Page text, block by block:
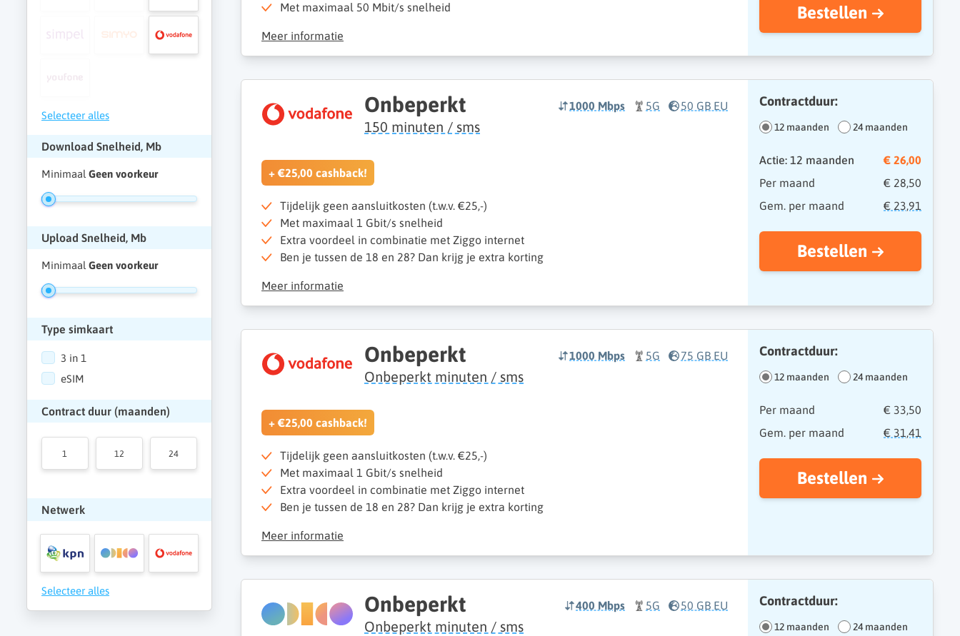
Selecteer alles
Download Snelheid, Mb
Minimaal Geen voorkeur
Upload Snelheid, Mb
Minimaal Geen voorkeur
Type simkaart
3 in 1
eSIM
Contract duur (maanden)
1 12 24
Netwerk
Selecteer alles
Met maximaal 50 Mbit/s snelheid
Meer informatie
Bestellen
Onbeperkt
150 minuten / sms
1000 Mbps 5G 50 GB EU
+ €25,00 cashback!
Tijdelijk geen aansluitkosten (t.w.v. €25,-)
Met maximaal 1 Gbit/s snelheid
Extra voordeel in combinatie met Ziggo internet
Ben je tussen de 18 en 28? Dan krijg je extra korting
Meer informatie
Contractduur:
12 maanden 24 maanden
Actie: 12 maanden
€ 26,00
Per maand
€ 28,50
Gem. per maand
€ 23,91
Bestellen
Onbeperkt
Onbeperkt minuten / sms
1000 Mbps 5G 75 GB EU
+ €25,00 cashback!
Tijdelijk geen aansluitkosten (t.w.v. €25,-)
Met maximaal 1 Gbit/s snelheid
Extra voordeel in combinatie met Ziggo internet
Ben je tussen de 18 en 28? Dan krijg je extra korting
Meer informatie
Contractduur:
12 maanden 24 maanden
Per maand
€ 33,50
Gem. per maand
€ 31,41
Bestellen
Onbeperkt
Onbeperkt minuten / sms
400 Mbps 5G 50 GB EU Contractduur:
12 maanden 24 maanden